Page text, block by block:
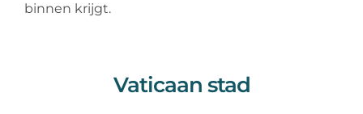
binnen krijgt.
Vaticaan stad